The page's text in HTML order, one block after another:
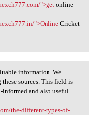
">getonline
">OnlineCricket
valuable
information. We
sources. This field is
informed and also useful.
the-different-types-of-